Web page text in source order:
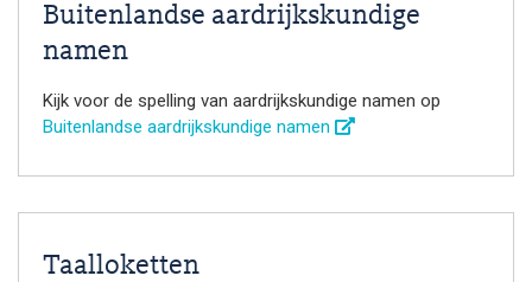
Buitenlandse aardrijkskundige
namen
Kijk voor de spelling van aardrijkskundige namen op
Buitenlandse aardrijkskundige namen
Taalloketten